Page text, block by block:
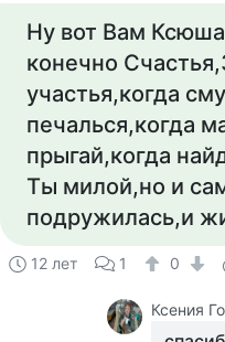
Ну вот Вам
конечно
участья,когда
печалься,когда
прыгай,когда
Ты милой,но и
подружилась,и
12 лет 1 0
Ксения